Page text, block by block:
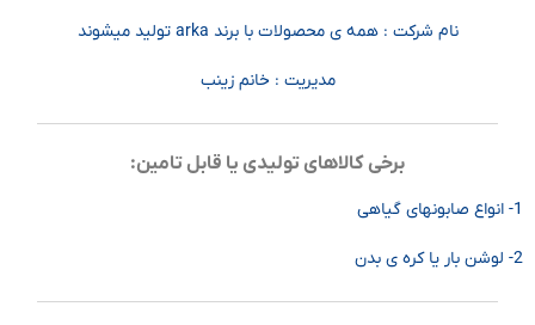
نام شرکت : همه ی محصولات با برند arka تولید میشوند
مدیریت : خانم زینب
برخی کالاهای تولیدی یا قابل تامین:
1- انواع صابونهای گیاهی
2- لوشن بار یا کره ی بدن